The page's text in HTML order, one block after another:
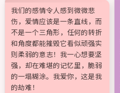
我们的感情令人感到微微悲
伤，爱情应该是一条直线，而
不是一个三角形，任何的转折
和角度都能摧毁它看似顽强实
则柔弱的意志！我一心想要坚
强，却在难堪的记忆里，脆弱
的一塌糊涂。我爱你，这是我
的劫难！